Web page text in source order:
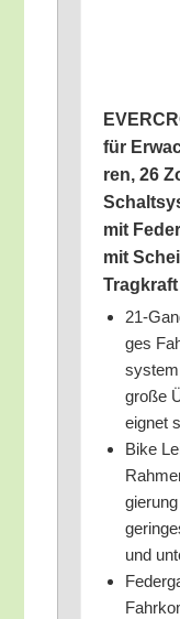
für
ren, 26
mit
mit
Tragkraft
21-
ges
gro­ße
eig­net
Bike
und